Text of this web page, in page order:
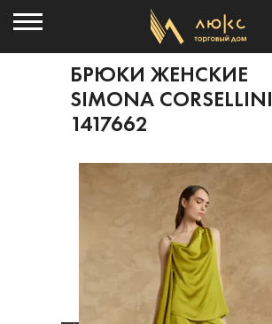
БРЮКИ ЖЕНСКИЕ
SIMONA CORSELLINI
1417662